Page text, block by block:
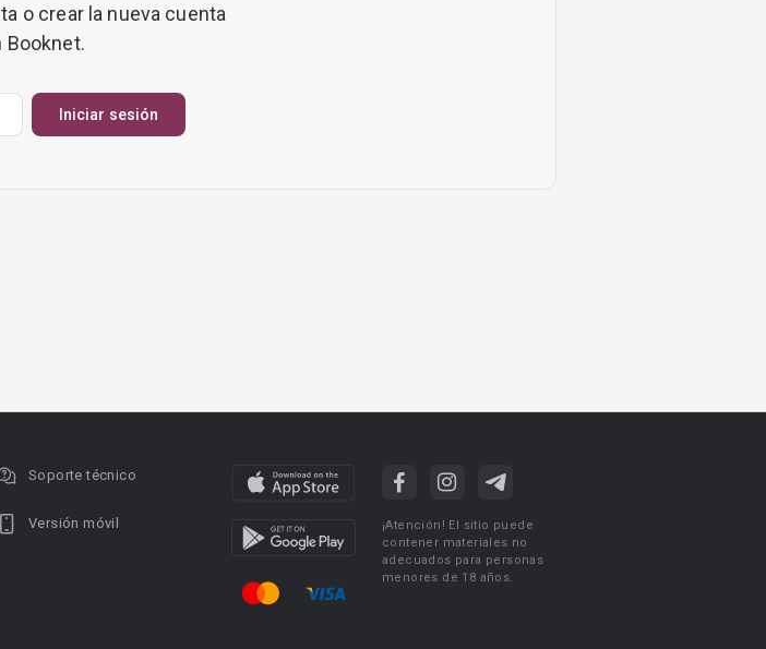
o crear la nueva cuenta
Booknet.
Iniciar sesión
Soporte técnico
Versión móvil
¡Atención! El sitio puede
contener materiales no
adecuados para personas
menores de 18 años.